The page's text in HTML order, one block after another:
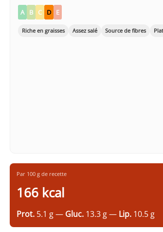
A B C D E
Riche en graisses Assez salé Source de fibres
Par 100 g de recette
166 kcal
Prot. 5.1 g — Gluc. 13.3 g — Lip. 10.5 g